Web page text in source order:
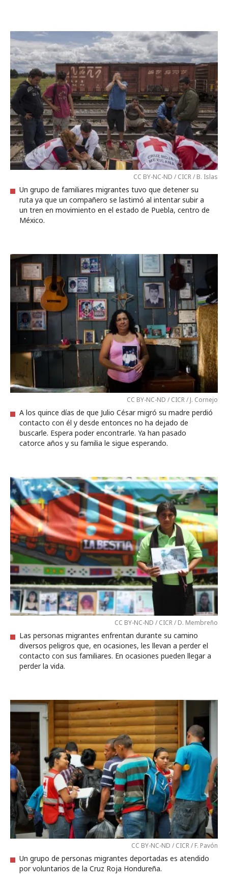
CC BY-NC-ND / CICR / B. Islas
Un grupo de familiares migrantes tuvo que detener su
ruta ya que un compañero se lastimó al intentar subir a
un tren en movimiento en el estado de Puebla, centro de
México.
CC BY-NC-ND / CICR / J. Cornejo
A los quince días de que Julio César migró su madre perdió
contacto con él y desde entonces no ha dejado de
buscarle. Espera poder encontrarle. Ya han pasado
catorce años y su familia le sigue esperando.
CC BY-NC-ND / CICR / D. Membreño
Las personas migrantes enfrentan durante su camino
diversos peligros que, en ocasiones, les llevan a perder el
contacto con sus familiares. En ocasiones pueden llegar a
perder la vida.
CC BY-NC-ND / CICR / F. Pavón
Un grupo de personas migrantes deportadas es atendido
por voluntarios de la Cruz Roja Hondureña.